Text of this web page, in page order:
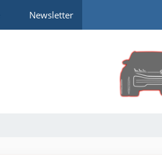
Newsletter